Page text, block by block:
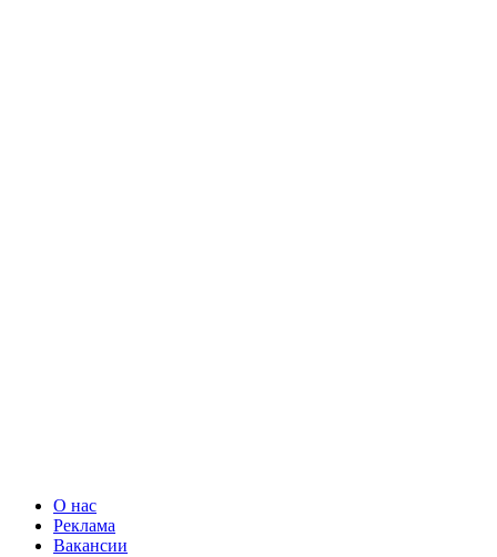
О нас
Реклама
Вакансии